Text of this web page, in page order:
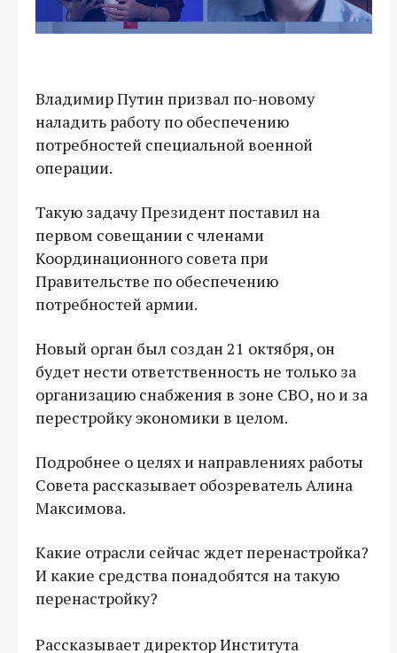
Владимир Путин призвал по-новому
наладить работу по обеспечению
потребностей специальной военной
операции.
Такую задачу Президент поставил на
первом совещании с членами
Координационного совета при
Правительстве по обеспечению
потребностей армии.
Новый орган был создан 21 октября, он
будет нести ответственность не только за
организацию снабжения в зоне СВО, но и за
перестройку экономики в целом.
Подробнее о целях и направлениях работы
Совета рассказывает обозреватель Алина
Максимова.
Какие отрасли сейчас ждет перенастройка?
И какие средства понадобятся на такую
перенастройку?
Рассказывает директор Института